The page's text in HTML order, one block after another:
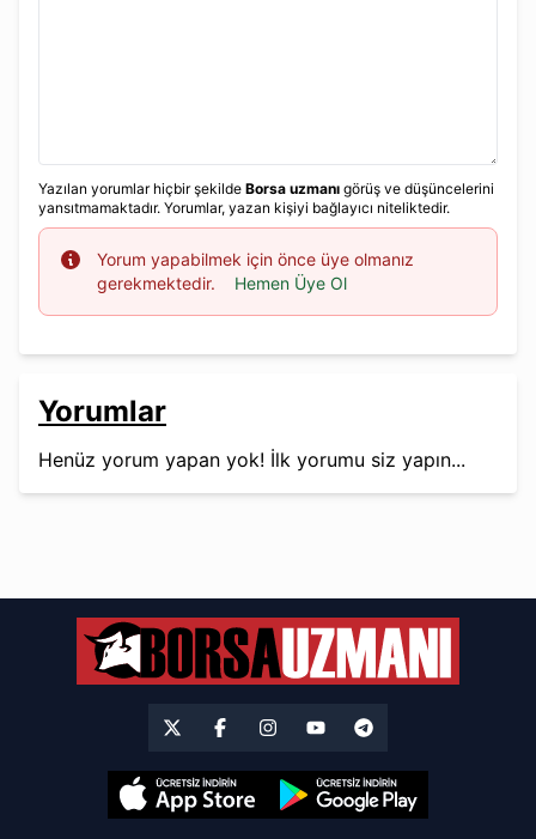
Yazılan yorumlar hiçbir şekilde Borsa uzmanı görüş ve düşüncelerini
yansıtmamaktadır. Yorumlar, yazan kişiyi bağlayıcı niteliktedir.
Info
Yorum yapabilmek için önce üye olmanız
gerekmektedir.
Hemen Üye Ol
Yorumlar
Henüz yorum yapan yok! İlk yorumu siz yapın...